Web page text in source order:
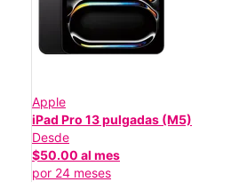
Apple
iPad Pro 13 pulgadas (M5)
Desde
$50.00 al mes
por 24 meses